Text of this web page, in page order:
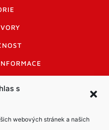
s
webových stránek a našich
DISKUTUJÍCÍCH
MANUÁL